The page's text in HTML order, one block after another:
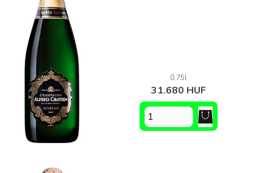
0.75l
31.680 HUF